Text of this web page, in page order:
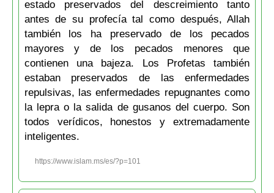
estado preservados del descreimiento tanto
antes de su profecía tal como después, Allah
también los ha preservado de los pecados
mayores y de los pecados menores que
contienen una bajeza. Los Profetas también
estaban preservados de las enfermedades
repulsivas, las enfermedades repugnantes como
la lepra o la salida de gusanos del cuerpo. Son
todos verídicos, honestos y extremadamente
inteligentes.
https://www.islam.ms/es/?p=101